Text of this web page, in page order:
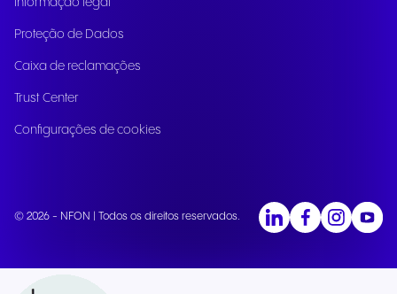
Proteção de Dados
Caixa de reclamações
Trust Center
Configurações de cookies
© 2026 - NFON | Todos os direitos reservados.